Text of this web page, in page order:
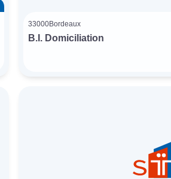
33000Bordeaux
B.I. Domiciliation